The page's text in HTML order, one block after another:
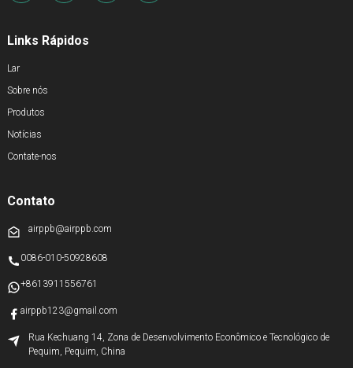
Links Rápidos
Lar
Sobre nós
Produtos
Notícias
Contate-nos
Contato
airppb@airppb.com
0086-010-50928608
+8613911556761
airppb123@gmail.com
Rua Kechuang 14, Zona de Desenvolvimento Econômico e Tecnológico de
Pequim, Pequim, China